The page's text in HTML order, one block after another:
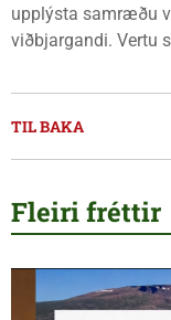
upplýsta samræðu
viðbjargandi. Vertu
TIL BAKA
Fleiri fréttir